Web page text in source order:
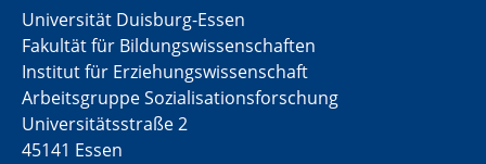
Universität Duisburg-Essen
Fakultät für Bildungswissenschaften
Institut für Erziehungswissenschaft
Arbeitsgruppe Sozialisationsforschung
Universitätsstraße 2
45141 Essen